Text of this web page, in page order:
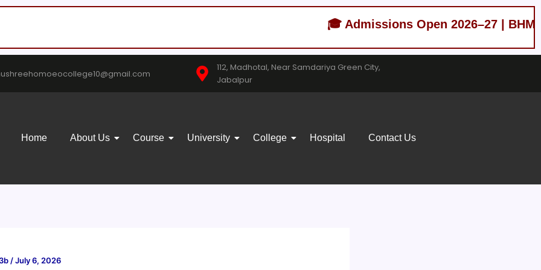
🎓 Admissions Open 2026–27 | BHMS
112, Madhotal, Near Samdariya Green City,
Jabalpur
Home About Us Course University College Hospital Contact Us
/July 6, 2026